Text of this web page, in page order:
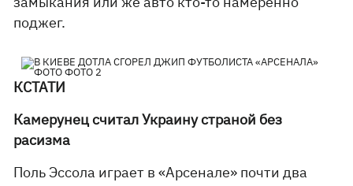
поджег.
КСТАТИ
Камерунец считал Украину страной без
расизма
Поль Эссола играет в «Арсенале» почти два